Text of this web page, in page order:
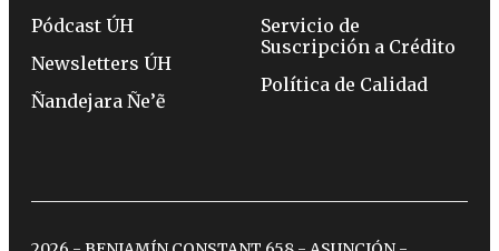
Pódcast ÚH
Newsletters ÚH
Ñandejara Ñe’ẽ
Servicio de
Suscripción a Crédito
Política de Calidad